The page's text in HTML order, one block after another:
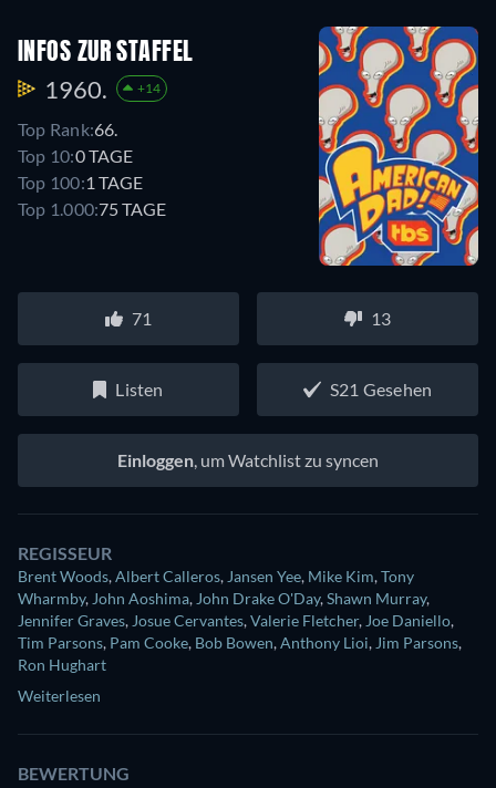
INFOS ZUR STAFFEL
1960. +14
Top Rank:66.
Top 10:0 TAGE
Top 100:1 TAGE
Top 1.000:75 TAGE
71 13
Listen S21 Gesehen
Einloggen, um Watchlist zu syncen
REGISSEUR
Brent Woods,Albert Calleros, Jansen Yee, Mike Kim,Tony
Wharmby, John Aoshima, John Drake O'Day,Shawn Murray,
Jennifer Graves, Josue Cervantes,Valerie Fletcher, Joe Daniello,
Tim Parsons, Pam Cooke, Bob Bowen,Anthony Lioi, Jim Parsons,
Ron Hughart
Weiterlesen
BEWERTUNG